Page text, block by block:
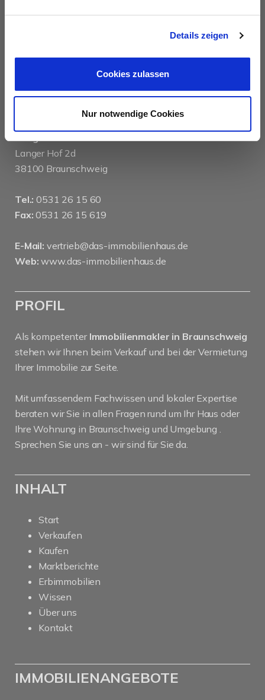
Details zeigen
Cookies zulassen
Nur notwendige Cookies
KONTAKT
das immobilienhaus oberenzer & stöcker gmbh &
co kg
Langer Hof 2d
38100 Braunschweig
Tel.: 0531 26 15 60
Fax: 0531 26 15 619
E-Mail: vertrieb@das-immobilienhaus.de
Web: www.das-immobilienhaus.de
PROFIL
Als kompetenter Immobilienmakler in Braunschweig
stehen wir Ihnen beim Verkauf und bei der Vermietung
Ihrer Immobilie zur Seite.
Mit umfassendem Fachwissen und lokaler Expertise
beraten wir Sie in allen Fragen rund um Ihr Haus oder
Ihre Wohnung in Braunschweig und Umgebung .
Sprechen Sie uns an - wir sind für Sie da.
INHALT
Start
Verkaufen
Kaufen
Marktberichte
Erbimmobilien
Wissen
Über uns
Kontakt
IMMOBILIENANGEBOTE